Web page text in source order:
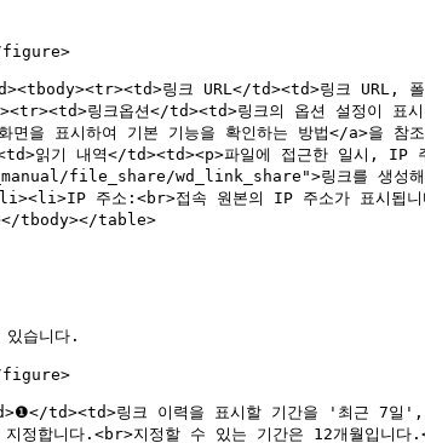
figure>
링크 URL</td><td>링크 URL,
링크옵션</td><td>링크의 옵션 설정이 표시
시하여 기본 기능을 확인하는 방법</a>을 참
읽기 내역</td><td><p>파일에 접근한 일시, IP
file_share/wd_link_share">링크를 생성해
주소:<br>접속 원본의 IP 주소가 표시됩
tbody></table>
습니다.
figure>
td><td>링크 이력을 표시할 기간을 '최근 7
합니다.<br>지정할 수 있는 기간은 12개월입